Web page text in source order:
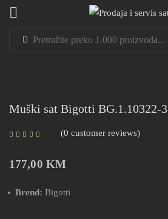
Muški sat Bigotti BG.1.10322-3
0 customer reviews
177,00 KM
Brend: Bigotti
Sign in